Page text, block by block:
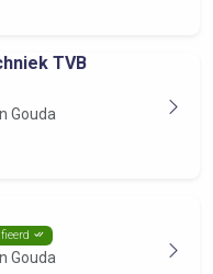
TVB
Gouda
Gouda